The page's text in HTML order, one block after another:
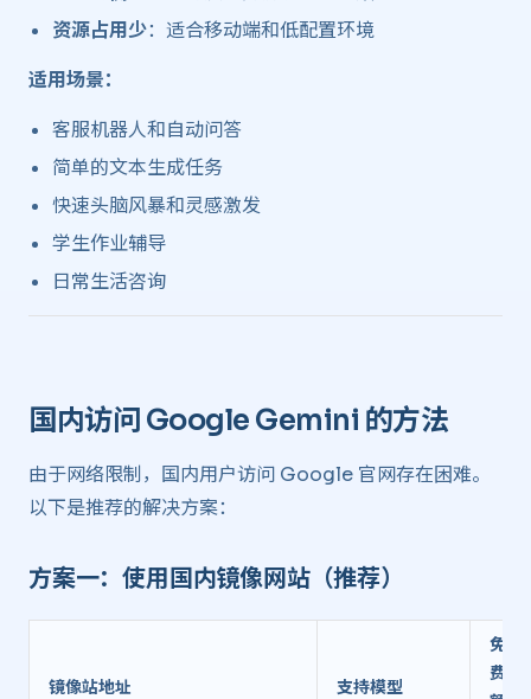
资源占用少：适合移动端和低配置环境
适用场景：
客服机器人和自动问答
简单的文本生成任务
快速头脑风暴和灵感激发
学生作业辅导
日常生活咨询
国内访问 Google Gemini 的方法 ​
由于网络限制，国内用户访问 Google 官网存在困难。
以下是推荐的解决方案：
方案一：使用国内镜像网站（推荐） ​
镜像站地址 支持模型
免
费